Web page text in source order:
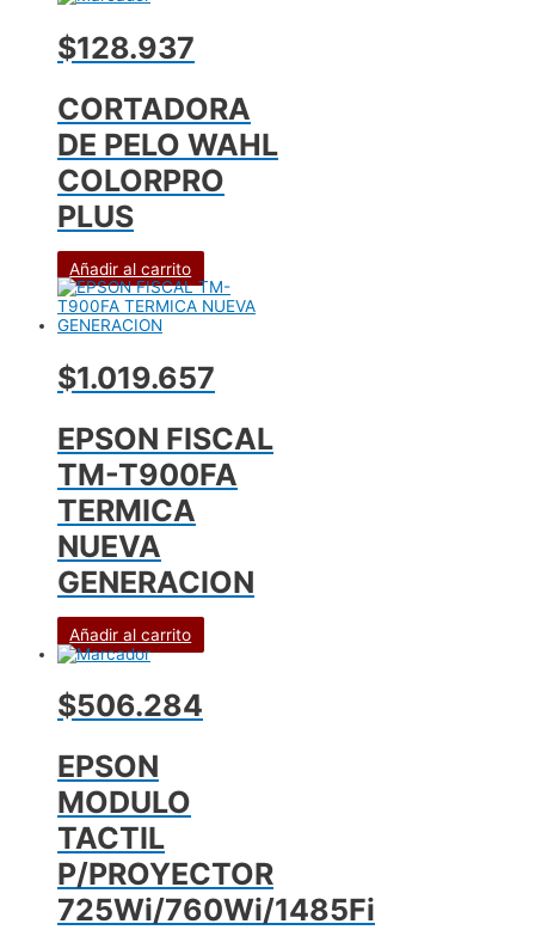
$128.937
CORTADORA
DE PELO WAHL
COLORPRO
PLUS
Añadir al carrito
$1.019.657
EPSON FISCAL
TM-T900FA
TERMICA
NUEVA
GENERACION
Añadir al carrito
$506.284
EPSON
MODULO
TACTIL
P/PROYECTOR
725Wi/760Wi/1485Fi